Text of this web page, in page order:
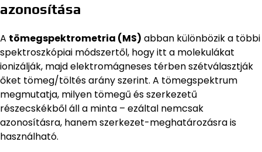
azonosítása
A tömegspektrometria (MS) abban különbözik a többi
spektroszkópiai módszertől, hogy itt a molekulákat
ionizálják, majd elektromágneses térben szétválasztják
őket tömeg/töltés arány szerint. A tömegspektrum
megmutatja, milyen tömegű és szerkezetű
részecskékből áll a minta – ezáltal nemcsak
azonosításra, hanem szerkezet-meghatározásra is
használható.